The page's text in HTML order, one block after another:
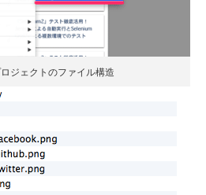
ジェクトのファイル構造